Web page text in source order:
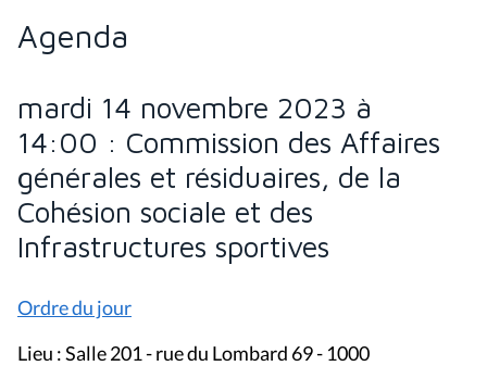
Agenda
mardi 14 novembre 2023 à
14:00 : Commission des Affaires
générales et résiduaires, de la
Cohésion sociale et des
Infrastructures sportives
Ordre du jour
Lieu : Salle 201 - rue du Lombard 69 - 1000